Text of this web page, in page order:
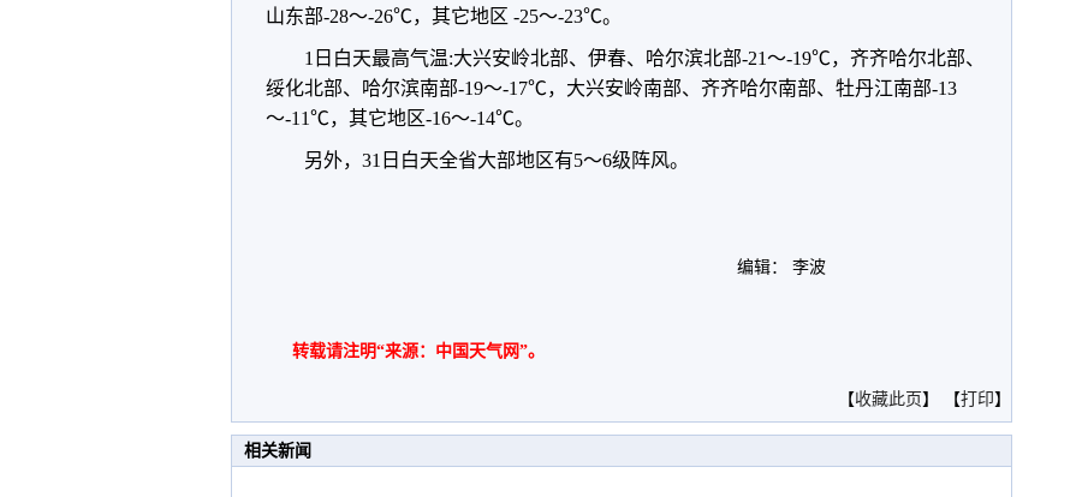
山东部-28～-26℃，其它地区 -25～-23℃。
1日白天最高气温:大兴安岭北部、伊春、哈尔滨北部-21～-19℃，齐齐哈尔北部、
绥化北部、哈尔滨南部-19～-17℃，大兴安岭南部、齐齐哈尔南部、牡丹江南部-13
～-11℃，其它地区-16～-14℃。
另外，31日白天全省大部地区有5～6级阵风。
编辑： 李波
转载请注明“来源：中国天气网”。
【收藏此页 】 【打印】
相关新闻